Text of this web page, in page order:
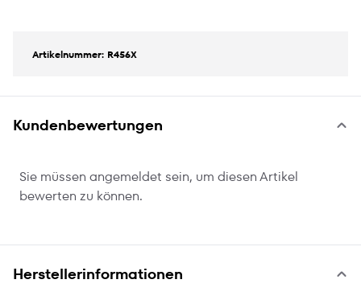
Artikelnummer: R456X
Kundenbewertungen
Sie müssen angemeldet sein, um diesen Artikel
bewerten zu können.
Herstellerinformationen